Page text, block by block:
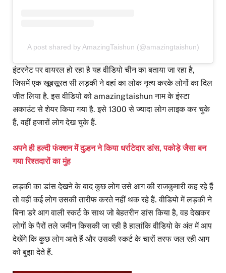
A post shared by AmazingTaishun (@amazingtaishun)
इंटरनेट पर वायरल हो रहा है यह वीडियो चीन का बताया जा रहा है,
जिसमें एक खूबसूरत सी लड़की ने वहां का लोक नृत्य करके लोगों का दिल
जीत लिया है. इस वीडियो को amazingtaishun नाम के इंस्टा
अकाउंट से शेयर किया गया है. इसे 1300 से ज्यादा लोग लाइक कर चुके
हैं, वहीं हजारों लोग देख चुके हैं.
अपने ही हल्दी फंक्शन में दुल्हन ने किया धर्राटेदार डांस, पकोड़े जैसा बन
गया रिश्तदारों का मुंह
लड़की का डांस देखने के बाद कुछ लोग उसे आग की राजकुमारी कह रहे हैं
तो वहीं कई लोग उसकी तारीफ करते नहीं थक रहे हैं. वीडियो में लड़की ने
बिना डरे आग वाली स्कर्ट के साथ जो बेहतरीन डांस किया है, वह देखकर
लोगों के पैरों तले जमीन किसकी जा रही है हालांकि वीडियो के अंत में आप
देखेंगे कि कुछ लोग आते हैं और उसकी स्कर्ट के चारों तरफ जल रही आग
को बुझा देते हैं.